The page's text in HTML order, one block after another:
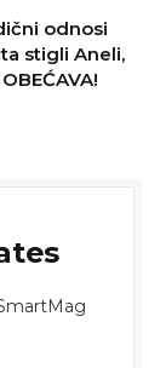
odnosi
stigli Aneli,